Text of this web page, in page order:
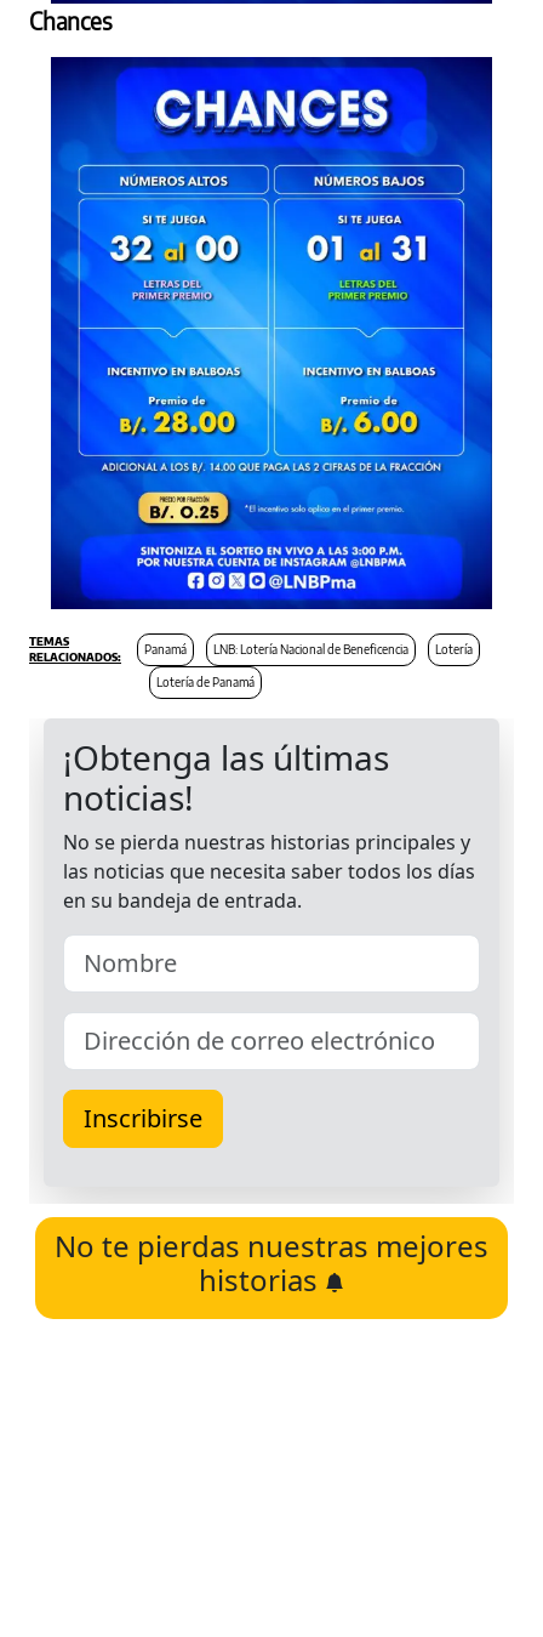
Chances
Panamá LNB: Lotería Nacional de Beneficencia Lotería
Lotería de Panamá
No te pierdas nuestras mejores
historias